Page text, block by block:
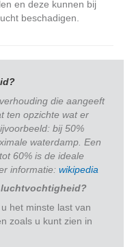
en deze kunnen bij
beschadigen.
die aangeeft
ten opzichte wat er
bij 50%
waterdamp. Een
60% is de ideale
informatie: wikipedia
luchtvochtigheid?
het minste last van
zoals u kunt zien in